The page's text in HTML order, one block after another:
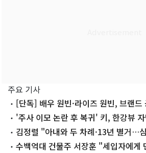
주요 기사
[단독] 배우 원빈·라이즈 원빈, 브랜드
'주사 이모 논란 후 복귀' 키, 한강뷰
김정렬 "아내와 두 차례·13년 별거…
수백억대 건물주 서장훈 "세입자에게